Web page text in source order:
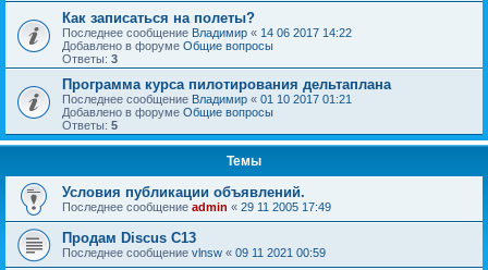
Как записаться на полеты?
Последнее сообщение Владимир « 14 06 2017 14:22
Добавлено в форуме Общие вопросы
Ответы: 3
Программа курса пилотирования дельтаплана
Последнее сообщение Владимир « 01 10 2017 01:21
Добавлено в форуме Общие вопросы
Ответы: 5
Темы
Условия публикации объявлений.
Последнее сообщение admin « 29 11 2005 17:49
Продам Discus C13
Последнее сообщение vlnsw « 09 11 2021 00:59